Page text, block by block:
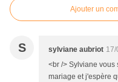
Ajouter un
S sylviane aubriot
<br /> Sylviane
mariage et j'espère